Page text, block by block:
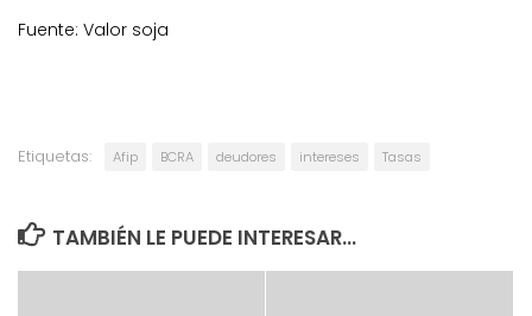
Fuente: Valor soja
Etiquetas: Afip BCRA deudores intereses Tasas
TAMBIÉN LE PUEDE INTERESAR...